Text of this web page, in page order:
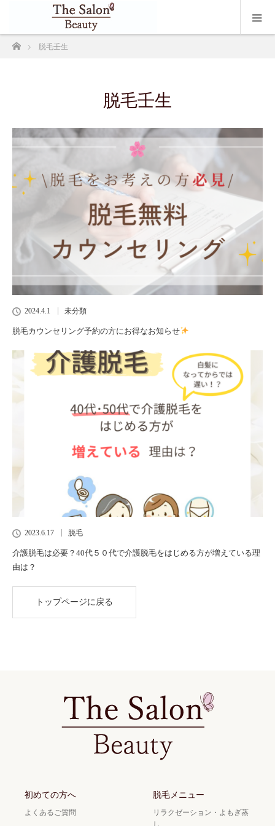
ホーム脱毛壬生
脱毛壬生
2024.4.1 未分類
脱毛カウンセリング予約の方にお得なお知らせ
2023.6.17 脱毛
介護脱毛は必要？40代５０代で介護脱毛をはじめる方が増えている理
由は？
トップページに戻る
初めての方へ
よくあるご質問
脱毛メニュー
リラクゼーション・よもぎ蒸